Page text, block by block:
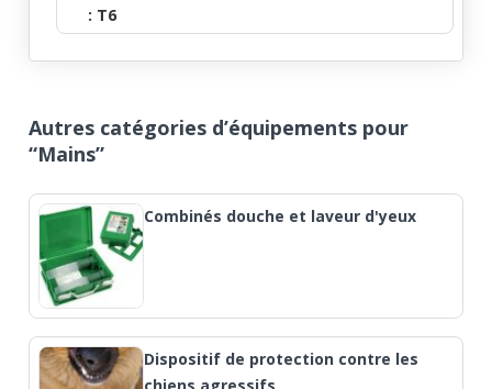
: T6
Autres catégories d’équipements pour
“Mains”
Combinés douche et laveur d'yeux
Dispositif de protection contre les